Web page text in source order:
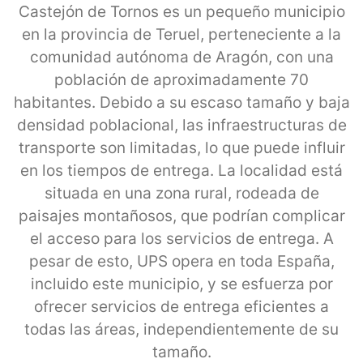
Castejón de Tornos es un pequeño municipio
en la provincia de Teruel, perteneciente a la
comunidad autónoma de Aragón, con una
población de aproximadamente 70
habitantes. Debido a su escaso tamaño y baja
densidad poblacional, las infraestructuras de
transporte son limitadas, lo que puede influir
en los tiempos de entrega. La localidad está
situada en una zona rural, rodeada de
paisajes montañosos, que podrían complicar
el acceso para los servicios de entrega. A
pesar de esto, UPS opera en toda España,
incluido este municipio, y se esfuerza por
ofrecer servicios de entrega eficientes a
todas las áreas, independientemente de su
tamaño.